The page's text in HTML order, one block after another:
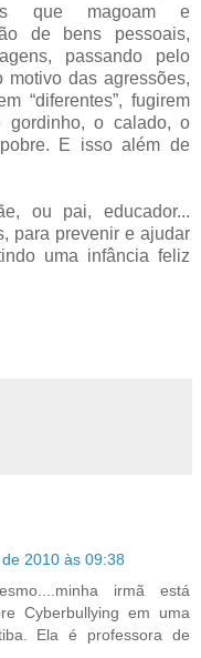
que magoam e
de bens pessoais,
passando pelo
das agressões,
“diferentes”, fugirem
gordinho, o calado, o
E isso além de
ou pai, educador...
para prevenir e ajudar
uma infância feliz
2010 às 09:38
irmã está
Cyberbullying em uma
Ela é professora de